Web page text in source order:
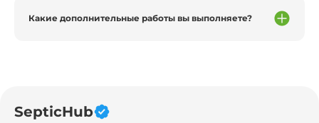
Какие дополнительные работы вы выполняете?
SepticHub